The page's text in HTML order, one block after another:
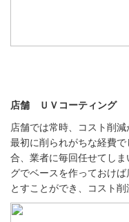
店舗 ＵＶコーティング
店舗では常時、コスト削
最初に削られがちな経費
合、業者に毎回任せてし
グでベースを作っておけ
とすことができ、コスト削